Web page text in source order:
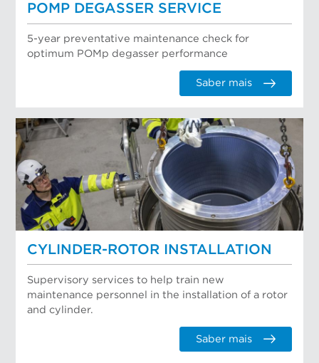
POMP DEGASSER SERVICE
5-year preventative maintenance check for
optimum POMp degasser performance
Saber mais
CYLINDER-ROTOR INSTALLATION
Supervisory services to help train new
maintenance personnel in the installation of a rotor
and cylinder.
Saber mais